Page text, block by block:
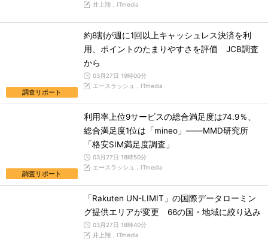
井上翔，ITmedia
調査リポート
約8割が週に1回以上キャッシュレス決済を利
用、ポイントのたまりやすさを評価 JCB調査
から
03月27日 19時00分
エースラッシュ，ITmedia
調査リポート
利用率上位9サービスの総合満足度は74.9％、
総合満足度1位は「mineo」――MMD研究所
「格安SIM満足度調査」
03月27日 18時50分
エースラッシュ，ITmedia
「Rakuten UN-LIMIT」の国際データローミン
グ提供エリアが変更 66の国・地域に絞り込み
03月27日 18時40分
井上翔，ITmedia